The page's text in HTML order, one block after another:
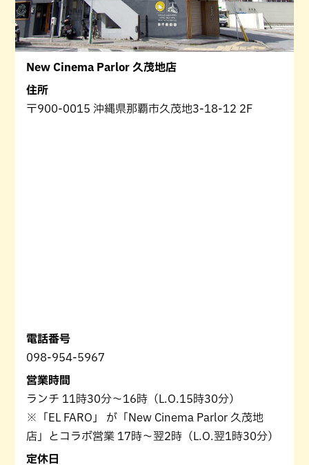
New Cinema Parlor 久茂地店
住所
〒900-0015 沖縄県那覇市久茂地3-18-12 2F
電話番号
098-954-5967
営業時間
ランチ 11時30分～16時（L.O.15時30分）
※「EL FARO」 が「New Cinema Parlor 久茂地
店」とコラボ営業 17時～翌2時（L.O.翌1時30分）
定休日